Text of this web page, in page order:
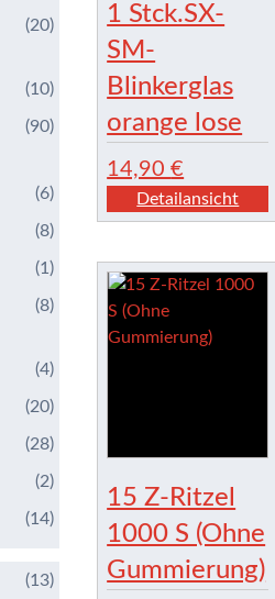
1 Stck.SX-
SM-
Blinkerglas
orange lose
14,90€
Detailansicht
15 Z-Ritzel
1000 S (Ohne
Gummierung)
(20)
(10)
(90)
(6)
(8)
(1)
(8)
(4)
(20)
(28)
(2)
(14)
(13)